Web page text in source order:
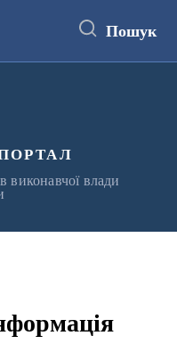
Пошук
виконавчої влади